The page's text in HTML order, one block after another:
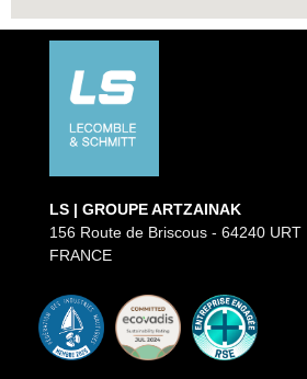
LS | GROUPE ARTZAINAK
156 Route de Briscous - 64240 URT
FRANCE